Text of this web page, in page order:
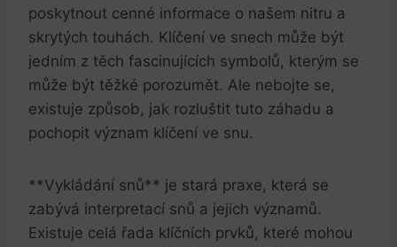
poskytnout cenné informace o našem nitru a
skrytých touhách. Klíčení ve snech může být
jedním z těch fascinujících symbolů, kterým se
může být těžké porozumět. Ale nebojte se,
existuje způsob, jak rozluštit tuto záhadu a
pochopit význam klíčení ve snu.
**Vykládání snů** je stará praxe, která se
zabývá interpretací snů a jejich významů.
Existuje celá řada klíčních prvků, které mohou